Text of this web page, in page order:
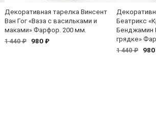
Декоративная тарелка Винсент
Ван Гог «Ваза с васильками и
маками» Фарфор. 200 мм.
1 440 ₽
980 ₽
Беатрикс
Бенджамин
грядке»
1 440 ₽